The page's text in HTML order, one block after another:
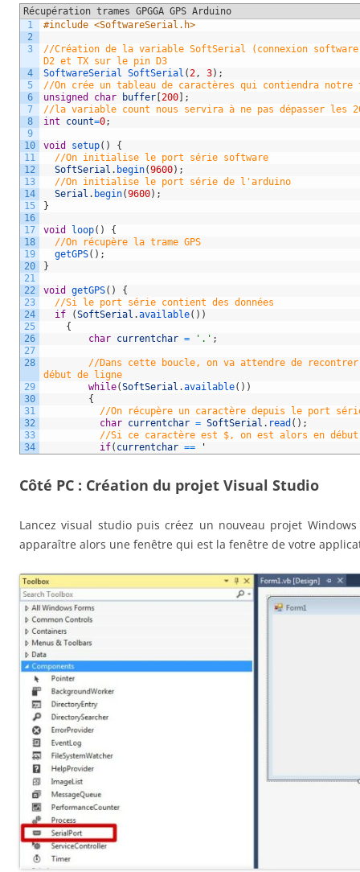
Récupération trames GPGGA GPS Arduino
1
2
3
4
5
6
7
8
9
10
11
12
13
14
15
16
17
18
19
20
21
22
23
24
25
26
27
28
29
30
31
32
33
34
#include <SoftwareSerial.h>
//Création de la variable SoftSerial (connexion
D2 et TX sur le pin D3
SoftwareSerial SoftSerial ( 2 , 3) ;
//On crée un tableau de caractères qui contiendra notre
unsigned
char buffer [200] ;
//la variable count nous servira à ne pas dépasser les
int
count=0;
void setup( )
{
//On initialise le port série software
SoftSerial . begin(9600) ;
//On initialise le port série de l'arduino
Serial . begin(9600) ;
}
void loop( )
{
//On récupère la trame GPS
getGPS( ) ;
}
void getGPS( )
{
//Si le port série contient des données
if
(SoftSerial .available( ) )
{
char currentchar = '.' ;
//Dans cette boucle, on va attendre de
début de ligne
while(SoftSerial .available( ) )
{
//On récupère un caractère depuis le port
char currentchar = SoftSerial . read ( ) ;
//Si ce caractère est $, on est alors en début
if( currentchar == '
Côté PC : Création du projet Visual Studio
Lancez visual studio puis créez un nouveau projet
apparaître alors une fenêtre qui est la fenêtre de votre